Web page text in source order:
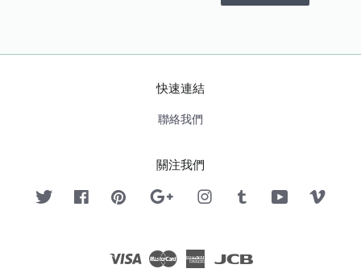
快速連結
聯絡我們
關注我們
Twitter FacebookPinterest Google InstagramTumblr YouTube
Visa Master American